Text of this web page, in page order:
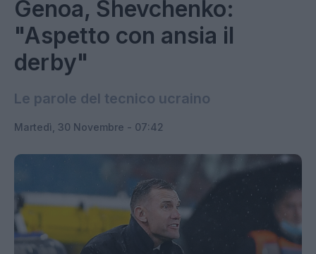
Genoa, Shevchenko:
"Aspetto con ansia il
derby"
Le parole del tecnico ucraino
Martedì, 30 Novembre - 07:42